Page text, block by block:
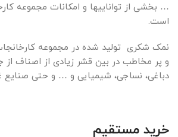
… بخشی از تواناییها و امکانات مجموعه
است.
نمک شکری تولید شده در مجموعه
و پر مخاطب در بین قشر زیادی از اصناف از
دباغی، نساجی، شیمیایی و … و حتی صنایع
خرید مستقیم